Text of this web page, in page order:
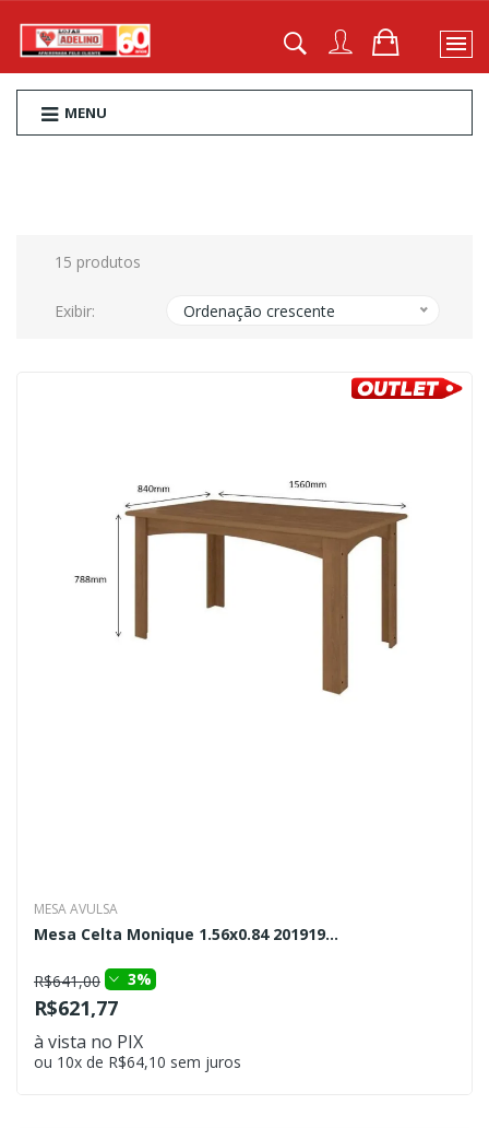
MENU
15 produtos
Exibir: Ordenação crescente
MESA AVULSA
Mesa Celta Monique 1.56x0.84 201919...
R$641,00 3%
R$621,77
à vista no PIX
ou 10x de R$64,10 sem juros